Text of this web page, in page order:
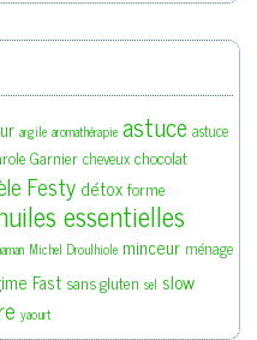
argile aromathérapie astuce astuce
Garnier cheveux chocolat
Festy détoxforme
essentielles
Michel Droulhiole minceur ménage
Fast sans gluten sel slow
yaourt